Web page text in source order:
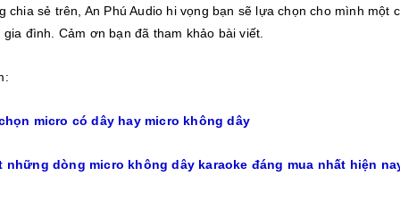
chia sẻ trên, An Phú Audio hi vọng bạn sẽ lựa chọn cho mình một
gia đình. Cảm ơn bạn đã tham khảo bài viết.
micro có dây hay micro không dây
những dòng micro không dây karaoke đáng mua nhất hiện